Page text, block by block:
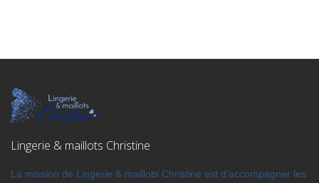
Lingerie & maillots Christine
La mission de Lingerie & maillots Christine est d’accompagner les